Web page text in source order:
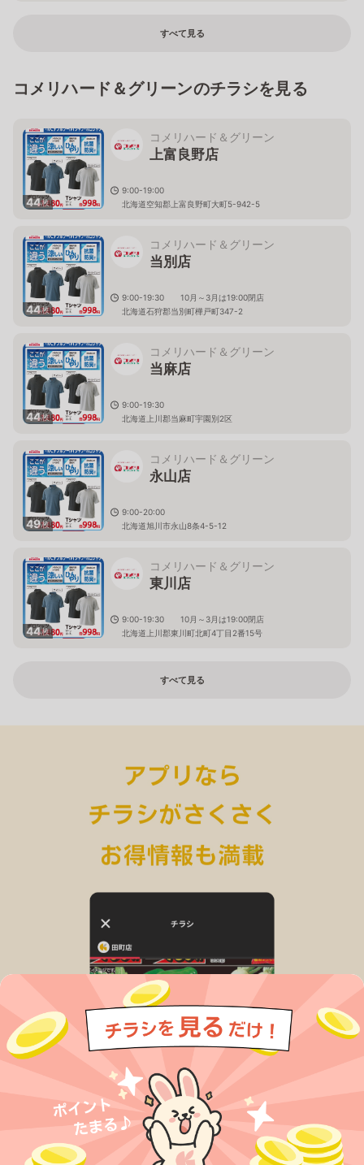
すべて見る
コメリハード＆グリーンのチラシを見る
44枚
コメリハード＆グリーン
上富良野店
9:00-19:00
北海道空知郡上富良野町大町5-942-5
44枚
コメリハード＆グリーン
当別店
9:00-19:30 10月～3月は19:00閉店
北海道石狩郡当別町樺戸町347-2
44枚
コメリハード＆グリーン
当麻店
9:00-19:30
北海道上川郡当麻町宇園別2区
49枚
コメリハード＆グリーン
永山店
9:00-20:00
北海道旭川市永山8条4-5-12
44枚
コメリハード＆グリーン
東川店
9:00-19:30 10月～3月は19:00閉店
北海道上川郡東川町北町4丁目2番15号
すべて見る